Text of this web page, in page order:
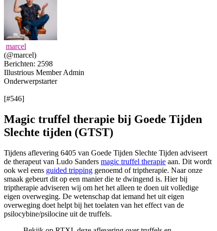
marcel
(@marcel)
Berichten: 2598
Illustrious Member Admin
Onderwerpstarter
[#546]
Magic truffel therapie bij Goede Tijden
Slechte tijden (GTST)
Tijdens aflevering 6405 van Goede Tijden Slechte Tijden adviseert
de therapeut van Ludo Sanders magic truffel therapie aan. Dit wordt
ook wel eens guided tripping genoemd of triptherapie. Naar onze
smaak gebeurt dit op een manier die te dwingend is. Hier bij
triptherapie adviseren wij om het het alleen te doen uit volledige
eigen overweging. De wetenschap dat iemand het uit eigen
overweging doet helpt bij het toelaten van het effect van de
psilocybine/psilocine uit de truffels.